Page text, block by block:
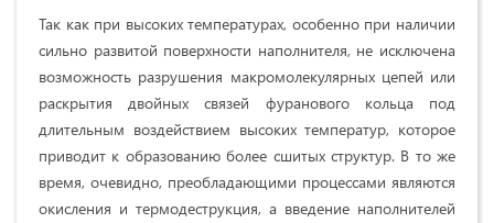
Так как при высоких температурах, особенно при наличии
сильно развитой поверхности наполнителя, не исключена
возможность разрушения макромолекулярных цепей или
раскрытия двойных связей фуранового кольца под
длительным воздействием высоких температур, которое
приводит к образованию более сшитых структур. В то же
время, очевидно, преобладающими процессами являются
окисления и термодеструкция, а введение наполнителей